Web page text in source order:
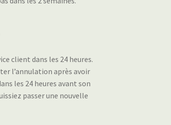
client dans les 24 heures.
l’annulation après avoir
les 24 heures avant son
passer une nouvelle